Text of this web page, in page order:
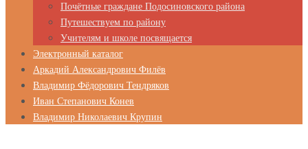
Почётные граждане Подосиновского района
Путешествуем по району
Учителям и школе посвящается
Электронный каталог
Аркадий Александрович Филёв
Владимир Фёдорович Тендряков
Иван Степанович Конев
Владимир Николаевич Крупин